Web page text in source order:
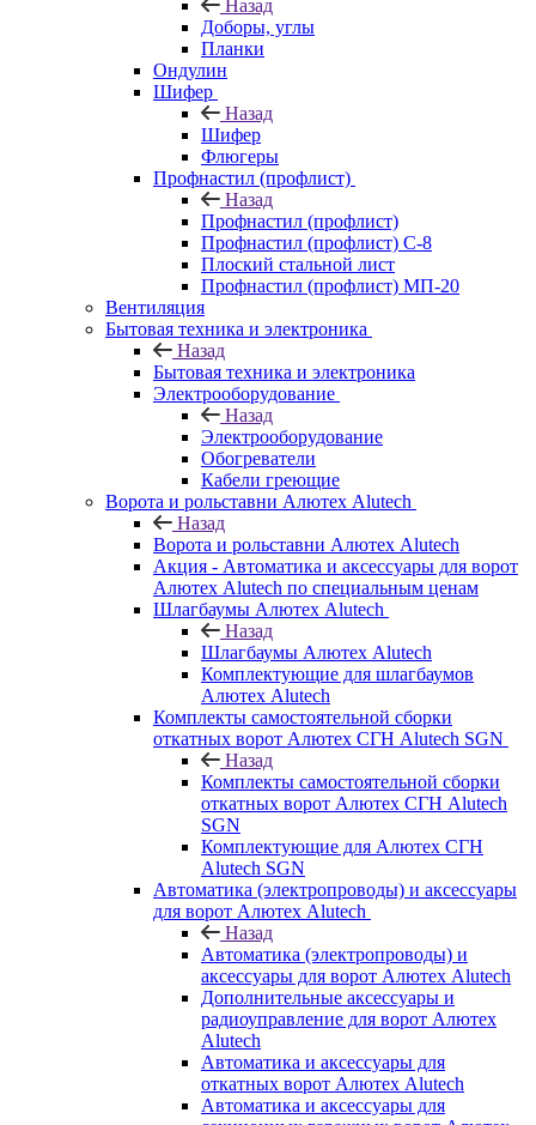
Назад
Доборы, углы
Планки
Ондулин
Шифер
Назад
Шифер
Флюгеры
Профнастил (профлист)
Назад
Профнастил (профлист)
Профнастил (профлист) С-8
Плоский стальной лист
Профнастил (профлист) МП-20
Вентиляция
Бытовая техника и электроника
Назад
Бытовая техника и электроника
Электрооборудование
Назад
Электрооборудование
Обогреватели
Кабели греющие
Ворота и рольставни Алютех Alutech
Назад
Ворота и рольставни Алютех Alutech
Акция - Автоматика и аксессуары для ворот
Алютех Alutech по специальным ценам
Шлагбаумы Алютех Alutech
Назад
Шлагбаумы Алютех Alutech
Комплектующие для шлагбаумов
Алютех Alutech
Комплекты самостоятельной сборки
откатных ворот Алютех СГН Alutech SGN
Назад
Комплекты самостоятельной сборки
откатных ворот Алютех СГН Alutech
SGN
Комплектующие для Алютех СГН
Alutech SGN
Автоматика (электропроводы) и аксессуары
для ворот Алютех Alutech
Назад
Автоматика (электропроводы) и
аксессуары для ворот Алютех Alutech
Дополнительные аксессуары и
радиоуправление для ворот Алютех
Alutech
Автоматика и аксессуары для
откатных ворот Алютех Alutech
Автоматика и аксессуары для